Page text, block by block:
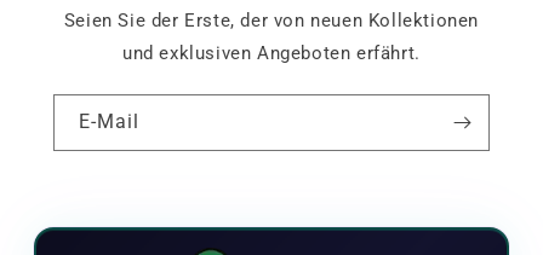
Seien Sie der Erste, der von neuen Kollektionen
und exklusiven Angeboten erfährt.
E-Mail